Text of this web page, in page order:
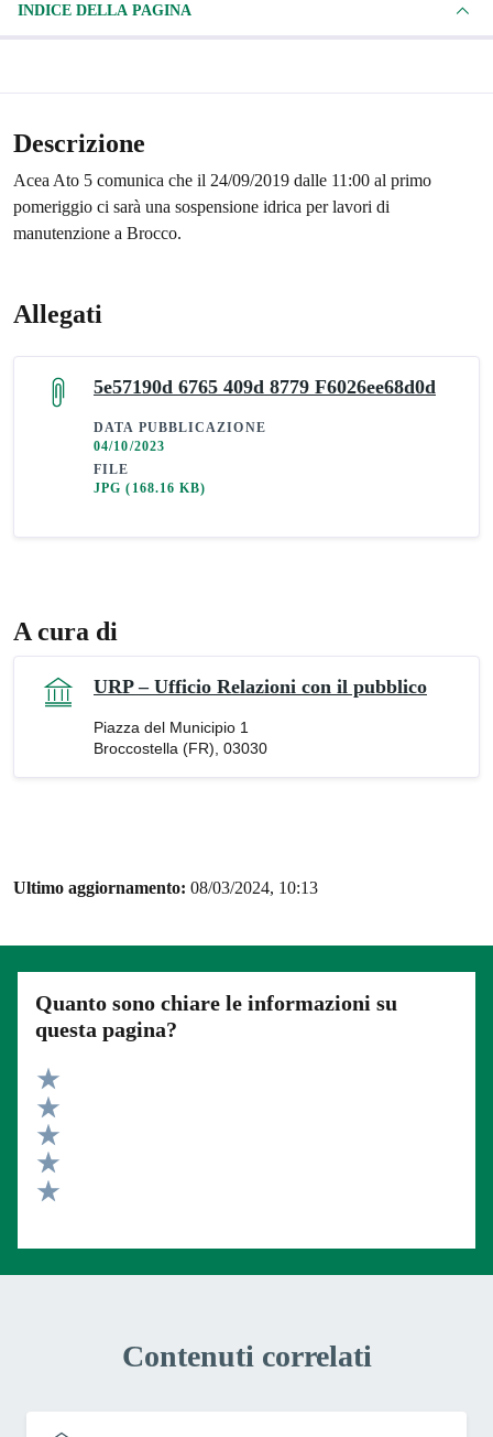
INDICE DELLA PAGINA
Descrizione
Acea Ato 5 comunica che il 24/09/2019 dalle 11:00 al primo
pomeriggio ci sarà una sospensione idrica per lavori di
manutenzione a Brocco.
Allegati
5e57190d 6765 409d 8779 F6026ee68d0d
DATA PUBBLICAZIONE
04/10/2023
FILE
JPG(168.16 KB)
A cura di
URP – Ufficio Relazioni con il pubblico
Piazza del Municipio 1
Broccostella (FR), 03030
Ultimo aggiornamento: 08/03/2024, 10:13
Quanto sono chiare le informazioni su
questa pagina?
Valuta 5 stelle su 5
Valuta 4 stelle su 5
Valuta 3 stelle su 5
Valuta 2 stelle su 5
Contenuti correlati